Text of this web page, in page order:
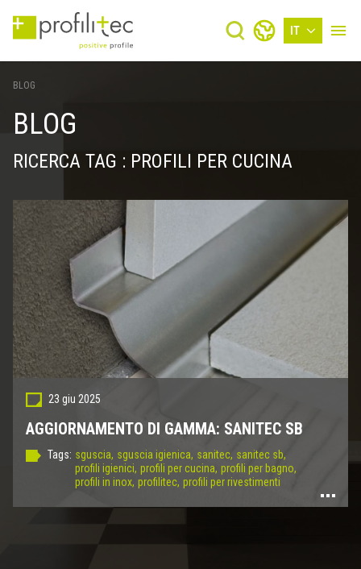
IT
BLOG
BLOG
RICERCA TAG : PROFILI PER CUCINA
23 giu 2025
AGGIORNAMENTO DI GAMMA: SANITEC SB
Tags: sguscia, sguscia igienica, sanitec, sanitec sb,
profili igienici, profili per cucina, profili per bagno,
profili in inox, profilitec, profili per rivestimenti